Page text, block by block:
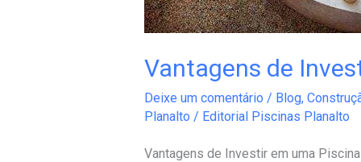
Vantagens de
Deixe um comentário / Blog,
Planalto / Editorial Piscinas Planalto
Vantagens de Investir em uma